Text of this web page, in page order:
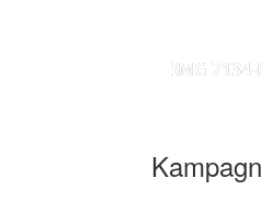
IMG